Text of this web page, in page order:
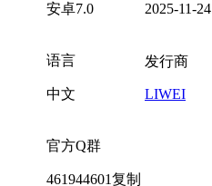
安卓7.0 2025-11-24
语言
中文
发行商
LIWEI
官方Q群
461944601复制